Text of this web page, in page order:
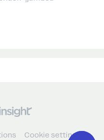
Cookie settings